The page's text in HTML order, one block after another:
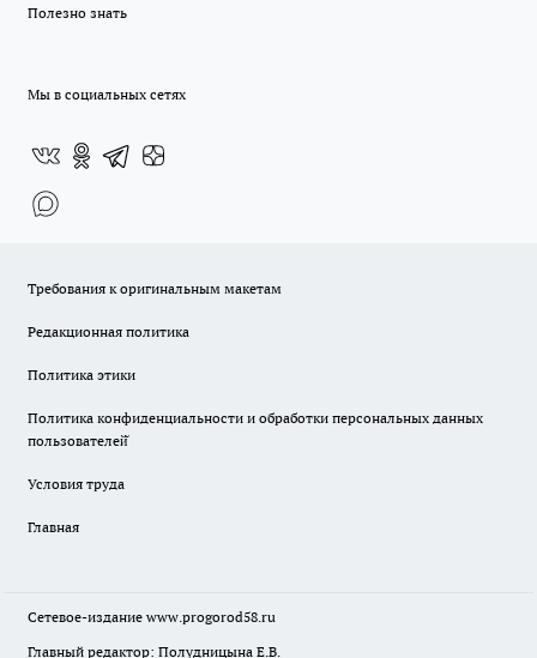
Полезно знать
Мы в социальных сетях
Требования к оригинальным макетам
Редакционная политика
Политика этики
Политика конфиденциальности и обработки персональных данных
пользователей̆
Условия труда
Главная
Сетевое-издание www.progorod58.ru
Главный редактор: Полудницына Е.В.